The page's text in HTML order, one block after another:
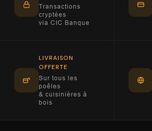
Transactions
cryptées
via CIC Banque
LIVRAISON
OFFERTE
Sur tous les
poêles
& cuisinières à
bois